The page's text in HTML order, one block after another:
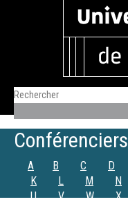
Conférenciers
A B C D
K
L M N
U
V W X